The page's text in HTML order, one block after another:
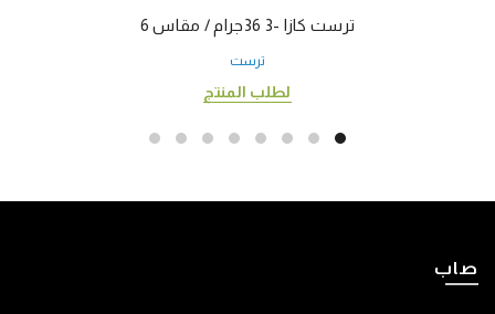
ترست كازا -3 36جرام / مقاس 6
ترست
لطلب المنتج
صاب